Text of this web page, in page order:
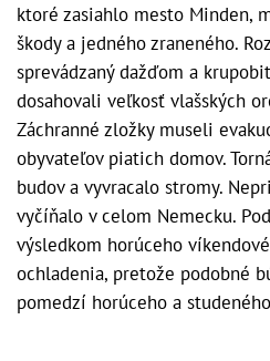
ktoré zasiahlo mesto Minden,
škody a jedného zraneného.
sprevádzaný dažďom a
dosahovali veľkosť vlašských
Záchranné zložky museli
obyvateľov piatich domov.
budov a vyvracalo stromy.
vyčíňalo v celom Nemecku.
výsledkom horúceho
ochladenia, pretože podobné
pomedzí horúceho a